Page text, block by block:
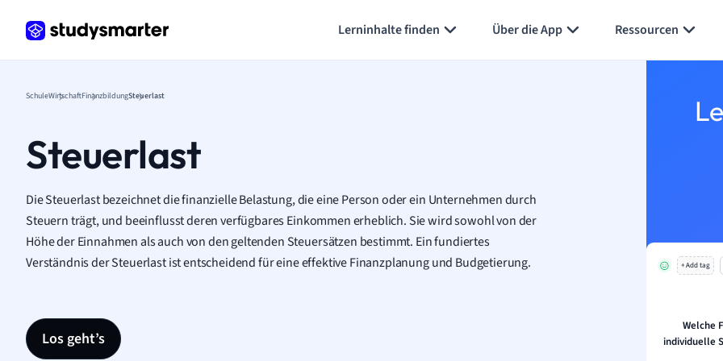
Lerninhalte finden Über die App Ressourcen
SchuleWirtschaftFinanzbildungSteuerlast
Steuerlast
Die Steuerlast bezeichnet die finanzielle Belastung, die eine Person oder ein Unternehmen durch
Steuern trägt, und beeinflusst deren verfügbares Einkommen erheblich. Sie wird sowohl von der
Höhe der Einnahmen als auch von den geltenden Steuersätzen bestimmt. Ein fundiertes
Verständnis der Steuerlast ist entscheidend für eine effektive Finanzplanung und Budgetierung.
Los geht’s
+ Add tag
Welche
individuelle